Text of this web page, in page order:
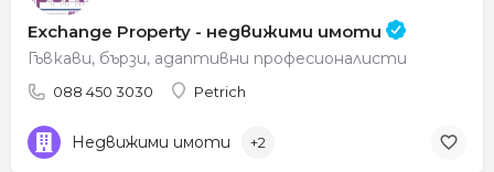
Exchange Property - недвижими имоти
Гъвкави, бързи, адаптивни професионалисти
088 450 3030 Petrich
Недвижими имоти +2